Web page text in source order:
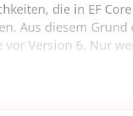
die in EF
Aus diesem
vor Version 6. Nur